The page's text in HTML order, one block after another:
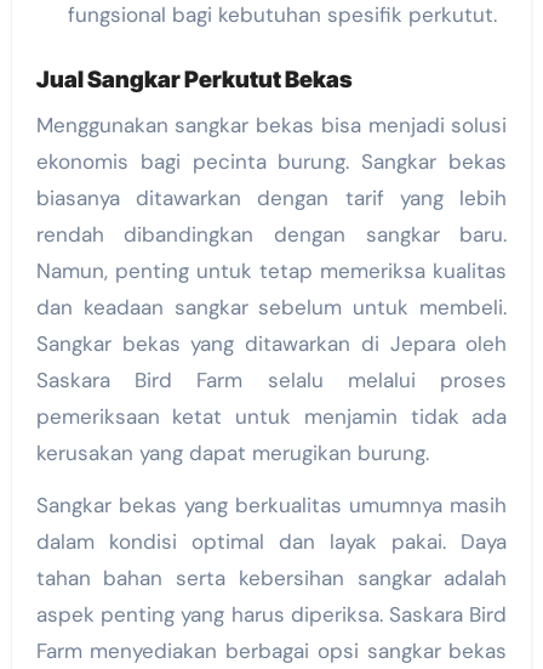
fungsional bagi kebutuhan spesifik perkutut.
Jual Sangkar Perkutut Bekas
Menggunakan sangkar bekas bisa menjadi solusi
ekonomis bagi pecinta burung. Sangkar bekas
biasanya ditawarkan dengan tarif yang lebih
rendah dibandingkan dengan sangkar baru.
Namun, penting untuk tetap memeriksa kualitas
dan keadaan sangkar sebelum untuk membeli.
Sangkar bekas yang ditawarkan di Jepara oleh
Saskara Bird Farm selalu melalui proses
pemeriksaan ketat untuk menjamin tidak ada
kerusakan yang dapat merugikan burung.
Sangkar bekas yang berkualitas umumnya masih
dalam kondisi optimal dan layak pakai. Daya
tahan bahan serta kebersihan sangkar adalah
aspek penting yang harus diperiksa. Saskara Bird
Farm menyediakan berbagai opsi sangkar bekas